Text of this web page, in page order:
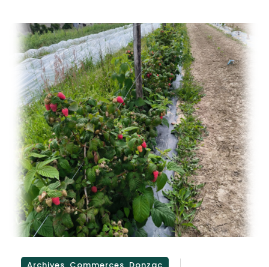
Archives, Commerces, Donzac